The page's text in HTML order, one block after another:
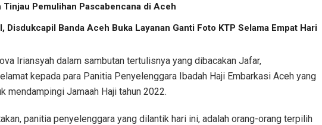
Tinjau Pemulihan Pascabencana di Aceh
Disdukcapil Banda Aceh Buka Layanan Ganti Foto KTP Selama Empat Hari
Iriansyah dalam sambutan tertulisnya yang dibacakan Jafar,
kepada para Panitia Penyelenggara Ibadah Haji Embarkasi Aceh yang
mendampingi Jamaah Haji tahun 2022.
panitia penyelenggara yang dilantik hari ini, adalah orang-orang terpilih